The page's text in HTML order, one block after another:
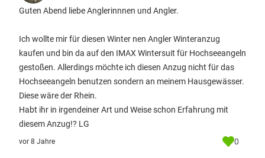
Guten Abend liebe Anglerinnnen und Angler.
Ich wollte mir für diesen Winter nen Angler Winteranzug
kaufen und bin da auf den IMAX Wintersuit für Hochseeangeln
gestoßen. Allerdings möchte ich diesen Anzug nicht für das
Hochseeangeln benutzen sondern an meinem Hausgewässer.
Diese wäre der Rhein.
Habt ihr in irgendeiner Art und Weise schon Erfahrung mit
diesem Anzug!? LG
vor 8 Jahre 0